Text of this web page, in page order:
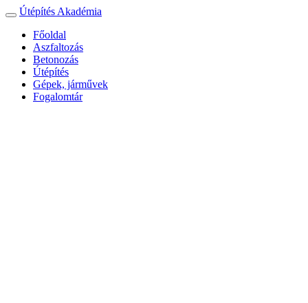
Toggle
navigation
Útépítés Akadémia
Főoldal
Aszfaltozás
Betonozás
Útépítés
Gépek, járművek
Fogalomtár